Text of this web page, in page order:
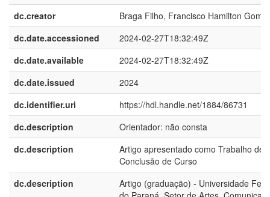
dc.creator
Braga Filho, Francisco Hamilton
dc.date.accessioned
2024-02-27T18:32:49Z
dc.date.available
2024-02-27T18:32:49Z
dc.date.issued
2024
dc.identifier.uri
https://hdl.handle.net/1884/86731
dc.description
Orientador: não consta
dc.description
Artigo apresentado como Trabalho de
Conclusão de Curso
dc.description
Artigo (graduação) - Universidade